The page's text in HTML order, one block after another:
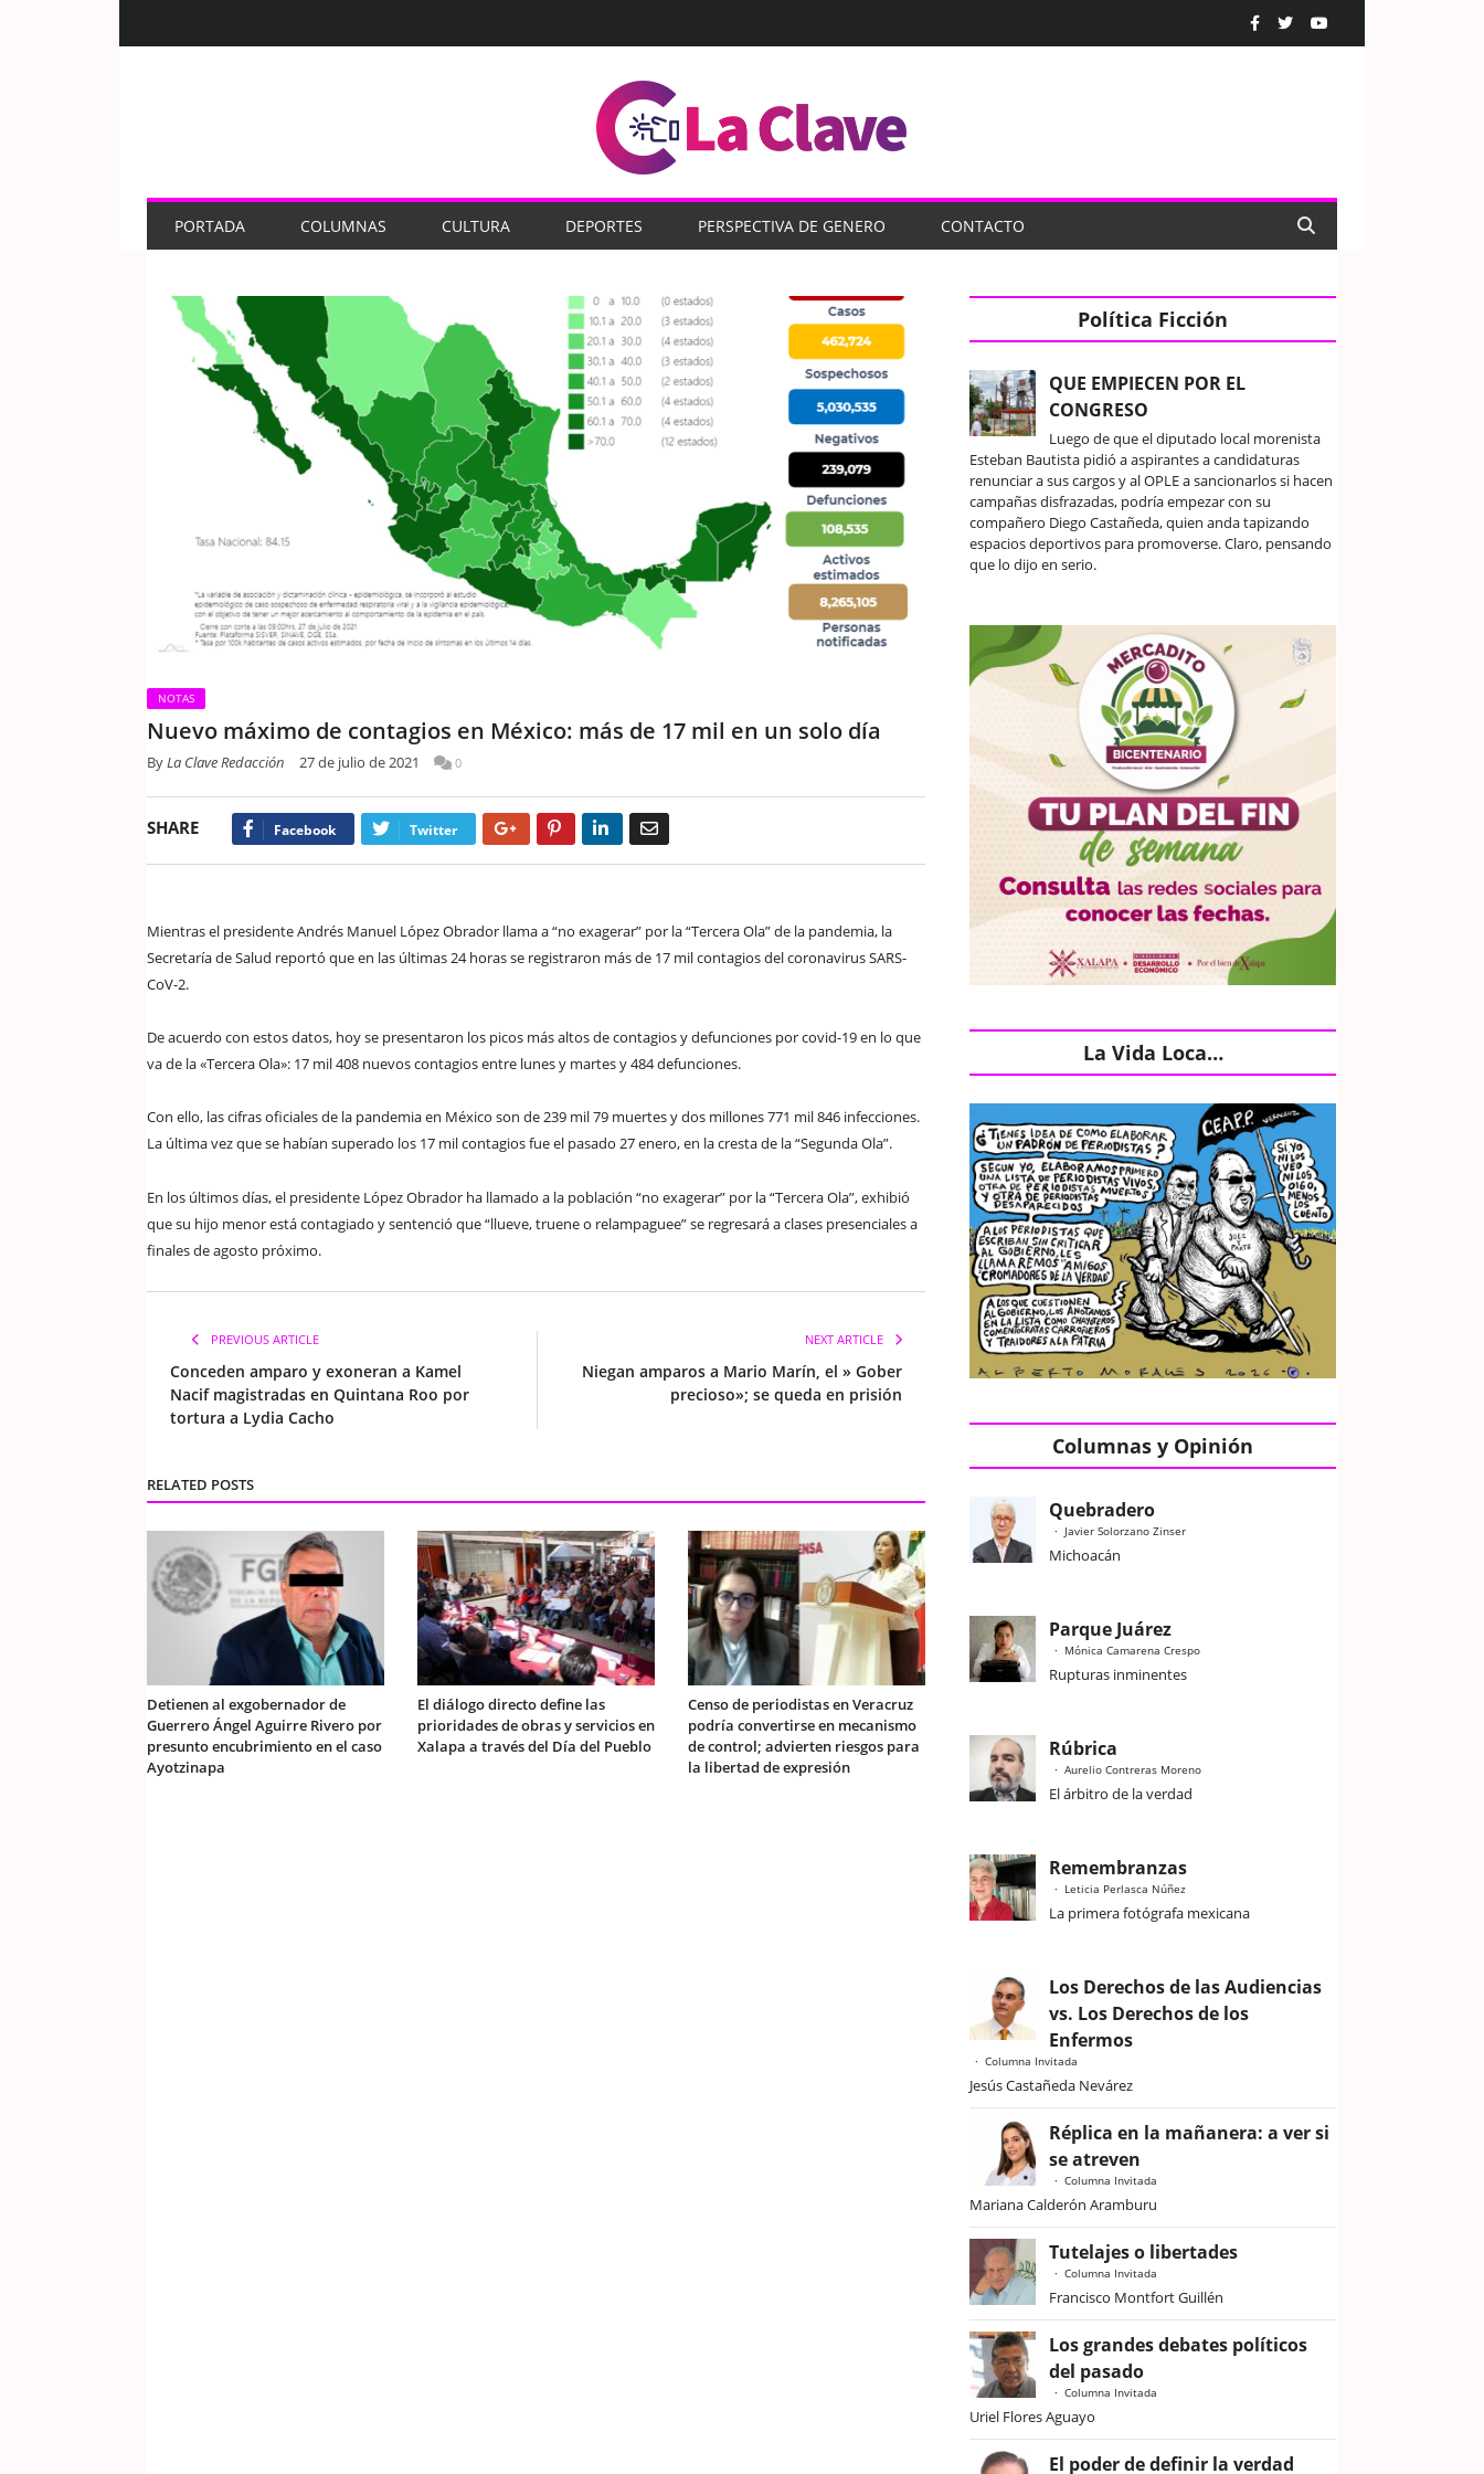
PORTADA COLUMNAS CULTURA DEPORTES PERSPECTIVA DE GENERO CONTACTO
NOTAS
Nuevo máximo de contagios en México: más de 17 mil en un solo día
ByLa Clave Redacción 27 de julio de 2021 0
SHARE Facebook Twitter Google+ Pinterest LinkedIn
Mientras el presidente Andrés Manuel López Obrador llama a “no exagerar” por la “Tercera Ola” de la pandemia, la
Secretaría de Salud reportó que en las últimas 24 horas se registraron más de 17 mil contagios del coronavirus SARS-
CoV-2.
De acuerdo con estos datos, hoy se presentaron los picos más altos de contagios y defunciones por covid-19 en lo que
va de la «Tercera Ola»: 17 mil 408 nuevos contagios entre lunes y martes y 484 defunciones.
Con ello, las cifras oficiales de la pandemia en México son de 239 mil 79 muertes y dos millones 771 mil 846 infecciones.
La última vez que se habían superado los 17 mil contagios fue el pasado 27 enero, en la cresta de la “Segunda Ola”.
En los últimos días, el presidente López Obrador ha llamado a la población “no exagerar” por la “Tercera Ola”, exhibió
que su hijo menor está contagiado y sentenció que “llueve, truene o relampaguee” se regresará a clases presenciales a
finales de agosto próximo.
PREVIOUS ARTICLE
Conceden amparo y exoneran a Kamel
Nacif magistradas en Quintana Roo por
tortura a Lydia Cacho
NEXT ARTICLE
Niegan amparos a Mario Marín, el » Gober
precioso»; se queda en prisión
RELATED POSTS
Detienen al exgobernador de
Guerrero Ángel Aguirre Rivero por
presunto encubrimiento en el caso
Ayotzinapa
El diálogo directo define las
prioridades de obras y servicios en
Xalapa a través del Día del Pueblo
Censo de periodistas en Veracruz
podría convertirse en mecanismo
de control; advierten riesgos para
la libertad de expresión
Política Ficción
QUE EMPIECEN POR EL
CONGRESO
Luego de que el diputado local morenista
Esteban Bautista pidió a aspirantes a candidaturas
renunciar a sus cargos y al OPLE a sancionarlos si hacen
campañas disfrazadas, podría empezar con su
compañero Diego Castañeda, quien anda tapizando
espacios deportivos para promoverse. Claro, pensando
que lo dijo en serio.
La Vida Loca…
Columnas y Opinión
Quebradero
Javier Solorzano Zinser
Michoacán
Parque Juárez
Mónica Camarena Crespo
Rupturas inminentes
Rúbrica
Aurelio Contreras Moreno
El árbitro de la verdad
Remembranzas
Leticia Perlasca Núñez
La primera fotógrafa mexicana
Los Derechos de las Audiencias
vs. Los Derechos de los
Enfermos
Columna Invitada
Jesús Castañeda Nevárez
Réplica en la mañanera: a ver si
se atreven
Columna Invitada
Mariana Calderón Aramburu
Tutelajes o libertades
Columna Invitada
Francisco Montfort Guillén
Los grandes debates políticos
del pasado
Columna Invitada
Uriel Flores Aguayo
El poder de definir la verdad